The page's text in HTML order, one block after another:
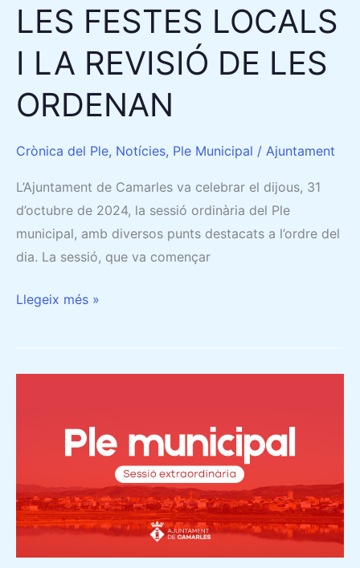
LES FESTES LOCALS
I LA REVISIÓ DE LES
ORDENAN
Crònica del Ple, Notícies, Ple Municipal / Ajuntament
L’Ajuntament de Camarles va celebrar el dijous, 31
d’octubre de 2024, la sessió ordinària del Ple
municipal, amb diversos punts destacats a l’ordre del
dia. La sessió, que va començar
REVISIÓ
DE
Llegeix més »
CRÒNICA
DACIÓ
DE